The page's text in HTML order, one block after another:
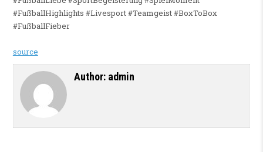
#FußballHighlights #Livesport #Teamgeist #BoxToBox
#FußballFieber
source
Author: admin